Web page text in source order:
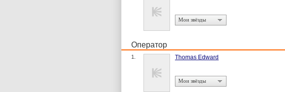
Мои звёзды
Оператор
1. Thomas Edward
Мои звёзды